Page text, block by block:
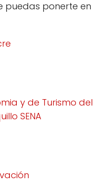
puedas ponerte en
y de Turismo del
SENA